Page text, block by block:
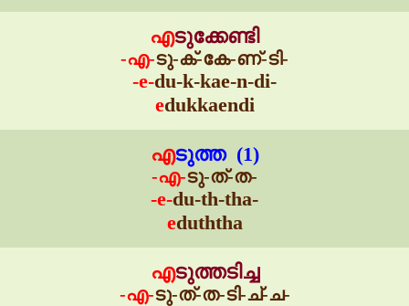
എടുക്കേണ്ടി
-എ-ടു-ക്-കേ-ണ്-ടി-
-e-du-k-kae-n-di-
edukkaendi
എടുത്ത (1)
-എ-ടു-ത്-ത-
-e-du-th-tha-
eduththa
എടുത്തടിച്ച
-എ-ടു-ത്-ത-ടി-ച്-ച-